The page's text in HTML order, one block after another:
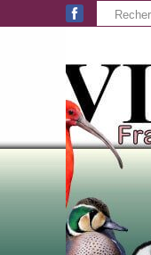
Aller au contenu principal